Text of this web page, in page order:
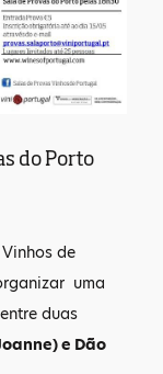
do Porto
de
uma
duas
e Dão